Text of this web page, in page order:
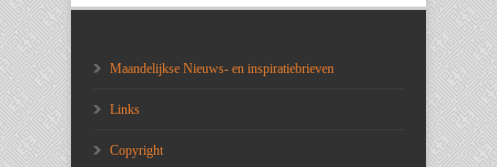
Maandelijkse Nieuws- en inspiratiebrieven
Links
Copyright